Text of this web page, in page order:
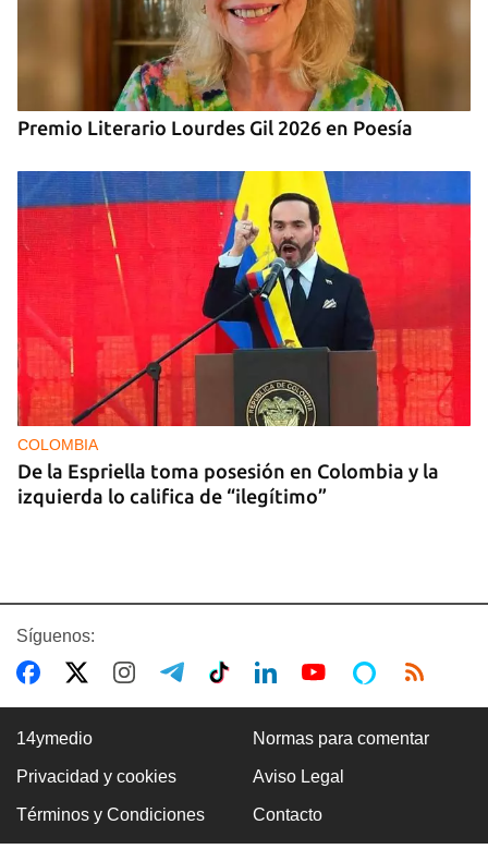
Premio Literario Lourdes Gil 2026 en Poesía
COLOMBIA
De la Espriella toma posesión en Colombia y la
izquierda lo califica de “ilegítimo”
BOXEO
El boxeo masculino cubano se quedó sin títulos
Síguenos:
14ymedio Normas para comentar
Privacidad y cookies Aviso Legal
Términos y Condiciones Contacto